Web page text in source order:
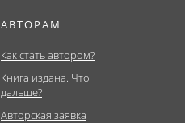
АВТОРАМ
Как стать автором?
Книга издана. Что
дальше?
Авторская заявка